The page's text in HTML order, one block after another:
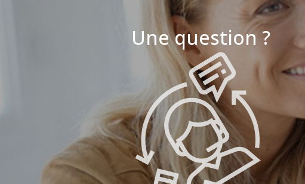
Une question ?